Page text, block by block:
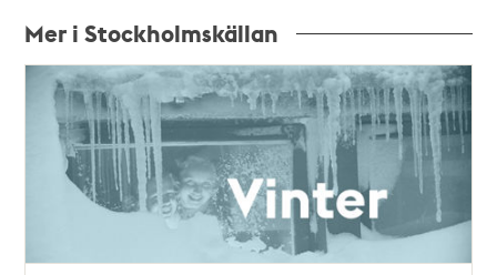
Mer i Stockholmskällan
Relaterade
poster
teman